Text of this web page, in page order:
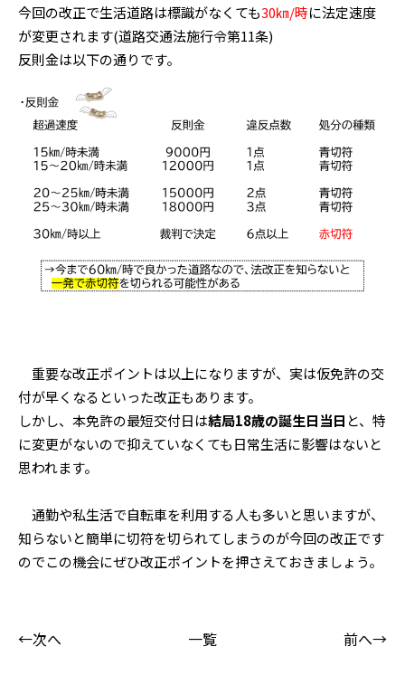
今回の改正で生活道路は標識がなくても30㎞/時に法定速度
が変更されます(道路交通法施行令第11条)
反則金は以下の通りです。
重要な改正ポイントは以上になりますが、実は仮免許の交
付が早くなるといった改正もあります。
しかし、本免許の最短交付日は結局18歳の誕生日当日 と、特
に変更がないので抑えていなくても日常生活に影響はないと
思われます。
通勤や私生活で自転車を利用する人も多いと思いますが、
知らないと簡単に切符を切られてしまうのが今回の改正です
のでこの機会にぜひ改正ポイントを押さえておきましょう。
←次へ 一覧 前へ→